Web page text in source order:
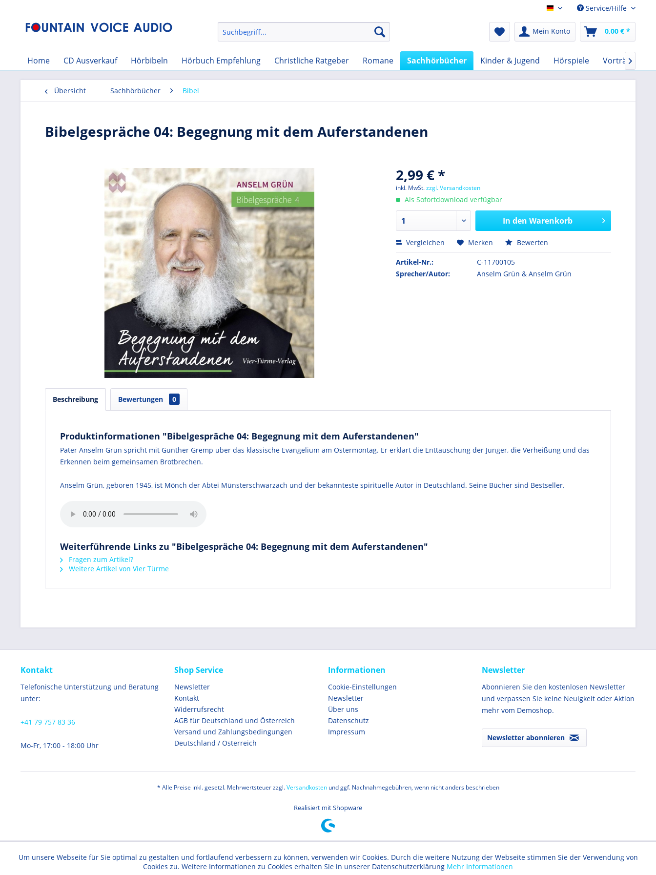
Audio-Book EURService/Hilfe
Mein Konto 0,00 € *
Home CD Ausverkauf Hörbibeln Hörbuch Empfehlung Christliche Ratgeber Romane Sachhörbücher Kinder & Jugend Hörspiele Vorträge

Übersicht Sachhörbücher Bibel
Bibelgespräche 04: Begegnung mit dem Auferstandenen
2,99 € *
inkl. MwSt.zzgl. Versandkosten
Als Sofortdownload verfügbar
In den Warenkorb
Vergleichen Merken Bewerten
Artikel-Nr.:
C-11700105
Sprecher/Autor:
Anselm Grün & Anselm Grün
Beschreibung Bewertungen 0
Produktinformationen "Bibelgespräche 04: Begegnung mit dem Auferstandenen"
Pater Anselm Grün spricht mit Günther Gremp über das klassische Evangelium am Ostermontag. Er erklärt die Enttäuschung der Jünger, die Verheißung und das
Erkennen beim gemeinsamen Brotbrechen.
Anselm Grün, geboren 1945, ist Mönch der Abtei Münsterschwarzach und der bekannteste spirituelle Autor in Deutschland. Seine Bücher sind Bestseller.
Weiterführende Links zu "Bibelgespräche 04: Begegnung mit dem Auferstandenen"
Fragen zum Artikel?
Weitere Artikel von Vier Türme
Kontakt
Telefonische Unterstützung und Beratung
unter:
+41 79 757 83 36
Mo-Fr, 17:00 - 18:00 Uhr
Shop Service
Newsletter
Kontakt
Widerrufsrecht
AGB für Deutschland und Österreich
Versand und Zahlungsbedingungen
Deutschland / Österreich
Informationen
Cookie-Einstellungen
Newsletter
Über uns
Datenschutz
Impressum
Newsletter
Abonnieren Sie den kostenlosen Newsletter
und verpassen Sie keine Neuigkeit oder Aktion
mehr vom Demoshop.
Newsletter abonnieren
* Alle Preise inkl. gesetzl. Mehrwertsteuer zzgl.Versandkostenund ggf. Nachnahmegebühren, wenn nicht anders beschrieben
Realisiert mit Shopware
Um unsere Webseite für Sie optimal zu gestalten und fortlaufend verbessern zu können, verwenden wir Cookies. Durch die weitere Nutzung der Webseite stimmen Sie der Verwendung von
Cookies zu. Weitere Informationen zu Cookies erhalten Sie in unserer Datenschutzerklärung Mehr Informationen